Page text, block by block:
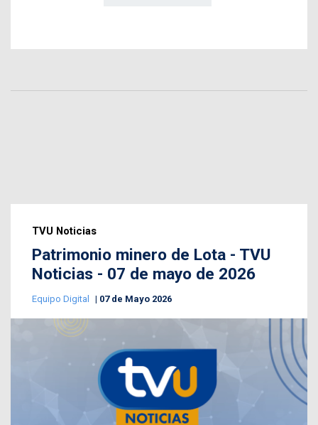
TVU Noticias
Patrimonio minero de Lota - TVU
Noticias - 07 de mayo de 2026
Equipo Digital 07 de Mayo 2026